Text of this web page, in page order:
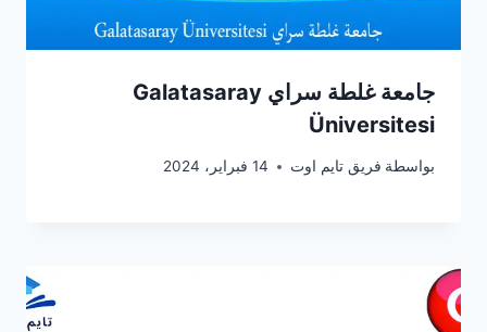
جامعة غلطة سراي Galatasaray
Üniversitesi
بواسطة فريق تايم اوت 14 فبراير، 2024